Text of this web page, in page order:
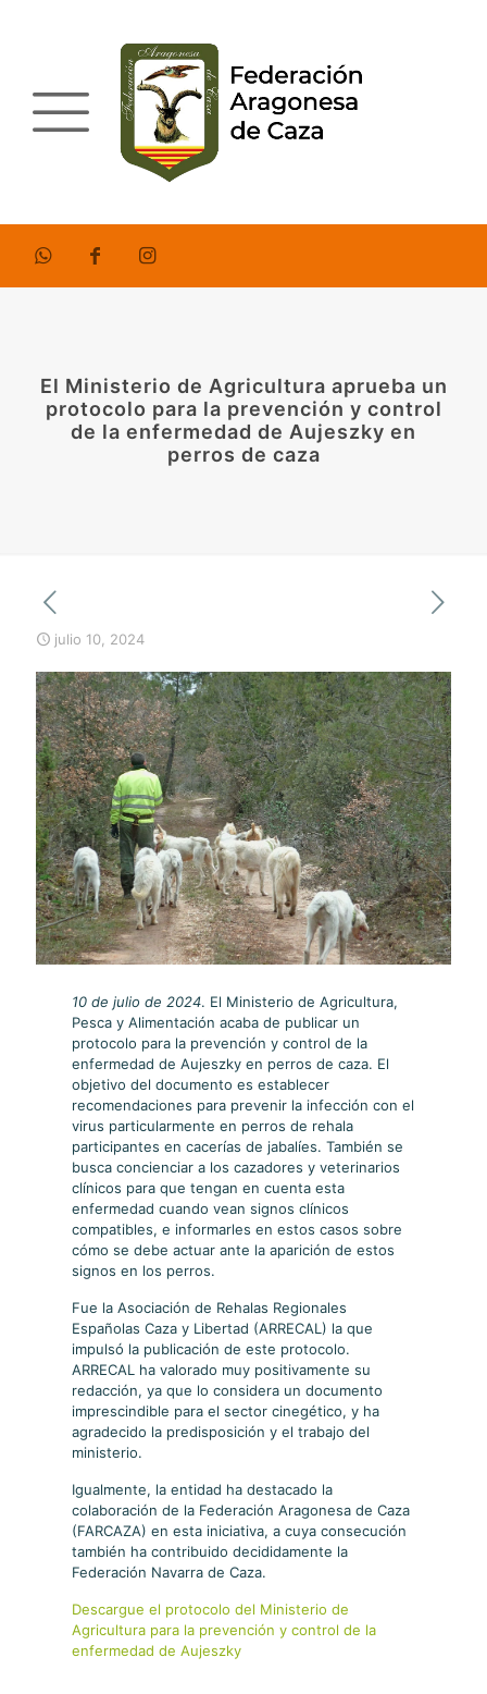
El Ministerio de Agricultura aprueba un
protocolo para la prevención y control
de la enfermedad de Aujeszky en
perros de caza
julio 10, 2024
10 de julio de 2024. El Ministerio de Agricultura,
Pesca y Alimentación acaba de publicar un
protocolo para la prevención y control de la
enfermedad de Aujeszky en perros de caza. El
objetivo del documento es establecer
recomendaciones para prevenir la infección con el
virus particularmente en perros de rehala
participantes en cacerías de jabalíes. También se
busca concienciar a los cazadores y veterinarios
clínicos para que tengan en cuenta esta
enfermedad cuando vean signos clínicos
compatibles, e informarles en estos casos sobre
cómo se debe actuar ante la aparición de estos
signos en los perros.
Fue la Asociación de Rehalas Regionales
Españolas Caza y Libertad (ARRECAL) la que
impulsó la publicación de este protocolo.
ARRECAL ha valorado muy positivamente su
redacción, ya que lo considera un documento
imprescindible para el sector cinegético, y ha
agradecido la predisposición y el trabajo del
ministerio.
Igualmente, la entidad ha destacado la
colaboración de la Federación Aragonesa de Caza
(FARCAZA) en esta iniciativa, a cuya consecución
también ha contribuido decididamente la
Federación Navarra de Caza.
Descargue el protocolo del Ministerio de
Agricultura para la prevención y control de la
enfermedad de Aujeszky